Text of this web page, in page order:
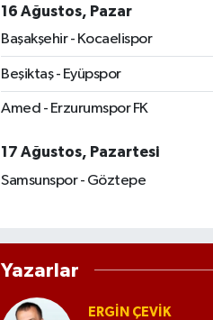
16 Ağustos, Pazar
Başakşehir - Kocaelispor
Beşiktaş - Eyüpspor
Amed - Erzurumspor FK
17 Ağustos, Pazartesi
Samsunspor - Göztepe
Yazarlar
ERGIN ÇEVİK